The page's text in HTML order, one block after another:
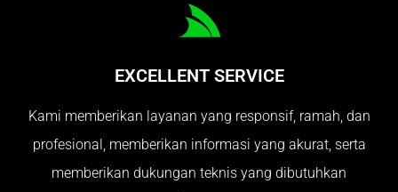
EXCELLENT SERVICE
Kami memberikan layanan yang responsif, ramah, dan
profesional, memberikan informasi yang akurat, serta
memberikan dukungan teknis yang dibutuhkan